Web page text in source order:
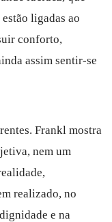
ligadas ao
conforto,
assim sentir-se
Frankl mostra
nem um
realizado, no
e na